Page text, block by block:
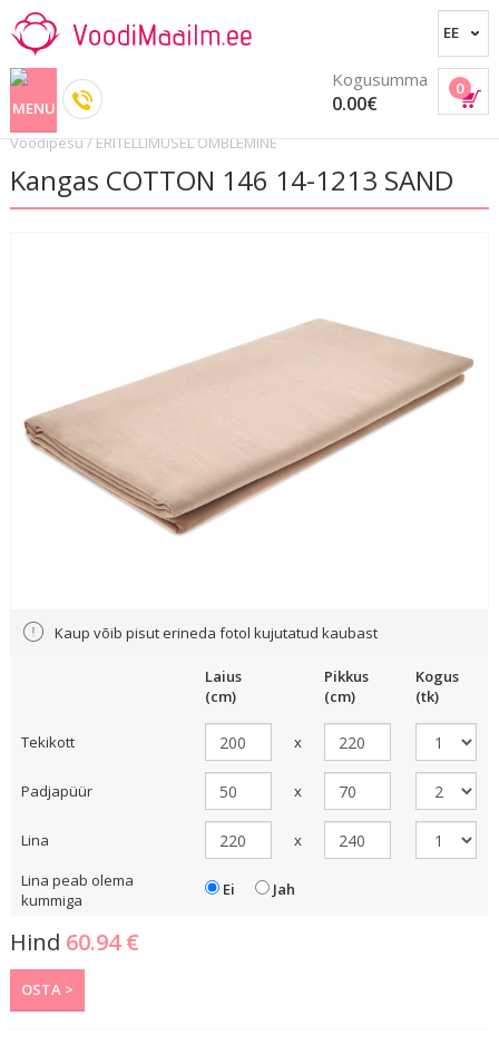
0
Kogusumma
0.00€
Voodipesu/ERITELLIMUSEL ÕMBLEMINE
Kangas COTTON 146 14-1213 SAND
Kaup võib pisut erineda fotol kujutatud kaubast
Laius
(cm)
Pikkus
(cm)
Kogus
(tk)
Tekikott x
Padjapüür x
Lina
x
Lina peab olema
kummiga
Ei Jah
Hind 60.94 €
OSTA >